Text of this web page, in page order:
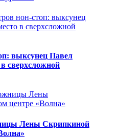
выксунец Павел
сверхсложной
Лены Скрипкиной